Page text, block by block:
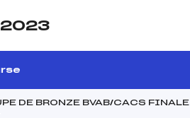
2023
DE BRONZE BVAB/CACS FINALE